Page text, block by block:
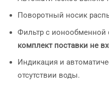
Поворотный носик
Фильтр с ионообменной
комплект поставки не
Индикация и
отсутствии воды.